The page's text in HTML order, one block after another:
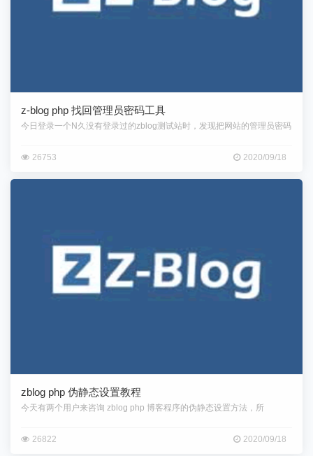
z-blog php 找回管理员密码工具
今日登录一个N久没有登录过的zblog测试站时，发现把网站的管理员密码
26753 2020/09/18
zblog php 伪静态设置教程
今天有两个用户来咨询 zblog php 博客程序的伪静态设置方法，所
26822 2020/09/18